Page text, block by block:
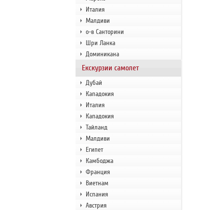
Италия
Малдиви
о-в Санторини
Шри Ланка
Доминикана
Екскурзии самолет
Дубай
Кападокия
Италия
Кападокия
Тайланд
Малдиви
Египет
Камбоджа
Франция
Виетнам
Испания
Австрия